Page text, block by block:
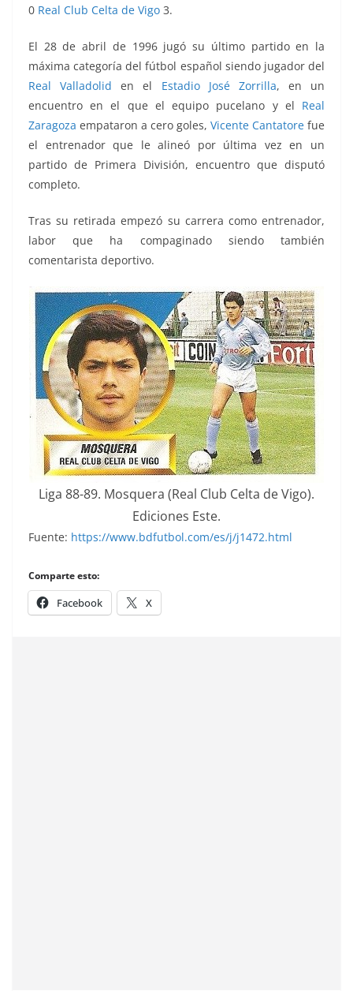
0 Real Club Celta de Vigo 3.
El 28 de abril de 1996 jugó su último partido en la
máxima categoría del fútbol español siendo jugador del
Real Valladolid en el Estadio José Zorrilla, en un
encuentro en el que el equipo pucelano y el Real
Zaragoza empataron a cero goles, Vicente Cantatore fue
el entrenador que le alineó por última vez en un
partido de Primera División, encuentro que disputó
completo.
Tras su retirada empezó su carrera como entrenador,
labor que ha compaginado siendo también
comentarista deportivo.
Liga 88-89. Mosquera (Real Club Celta de Vigo).
Ediciones Este.
Fuente: https://www.bdfutbol.com/es/j/j1472.html
Comparte esto:
Facebook X